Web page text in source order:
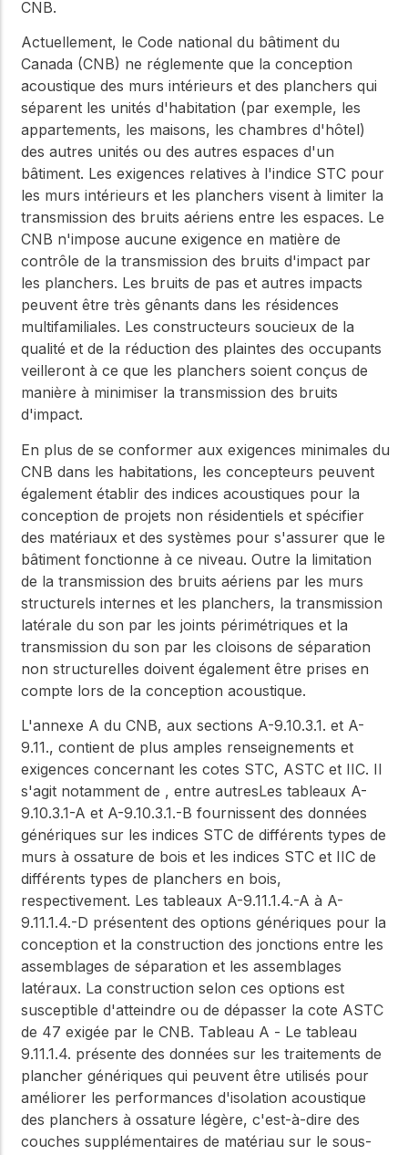
CNB.
Actuellement, le Code national du bâtiment du
Canada (CNB) ne réglemente que la conception
acoustique des murs intérieurs et des planchers qui
séparent les unités d'habitation (par exemple, les
appartements, les maisons, les chambres d'hôtel)
des autres unités ou des autres espaces d'un
bâtiment. Les exigences relatives à l'indice STC pour
les murs intérieurs et les planchers visent à limiter la
transmission des bruits aériens entre les espaces. Le
CNB n'impose aucune exigence en matière de
contrôle de la transmission des bruits d'impact par
les planchers. Les bruits de pas et autres impacts
peuvent être très gênants dans les résidences
multifamiliales. Les constructeurs soucieux de la
qualité et de la réduction des plaintes des occupants
veilleront à ce que les planchers soient conçus de
manière à minimiser la transmission des bruits
d'impact.
En plus de se conformer aux exigences minimales du
CNB dans les habitations, les concepteurs peuvent
également établir des indices acoustiques pour la
conception de projets non résidentiels et spécifier
des matériaux et des systèmes pour s'assurer que le
bâtiment fonctionne à ce niveau. Outre la limitation
de la transmission des bruits aériens par les murs
structurels internes et les planchers, la transmission
latérale du son par les joints périmétriques et la
transmission du son par les cloisons de séparation
non structurelles doivent également être prises en
compte lors de la conception acoustique.
L'annexe A du CNB, aux sections A-9.10.3.1. et A-
9.11., contient de plus amples renseignements et
exigences concernant les cotes STC, ASTC et IIC. Il
s'agit notamment de , entre autresLes tableaux A-
9.10.3.1-A et A-9.10.3.1.-B fournissent des données
génériques sur les indices STC de différents types de
murs à ossature de bois et les indices STC et IIC de
différents types de planchers en bois,
respectivement. Les tableaux A-9.11.1.4.-A à A-
9.11.1.4.-D présentent des options génériques pour la
conception et la construction des jonctions entre les
assemblages de séparation et les assemblages
latéraux. La construction selon ces options est
susceptible d'atteindre ou de dépasser la cote ASTC
de 47 exigée par le CNB. Tableau A - Le tableau
9.11.1.4. présente des données sur les traitements de
plancher génériques qui peuvent être utilisés pour
améliorer les performances d'isolation acoustique
des planchers à ossature légère, c'est-à-dire des
couches supplémentaires de matériau sur le sous-